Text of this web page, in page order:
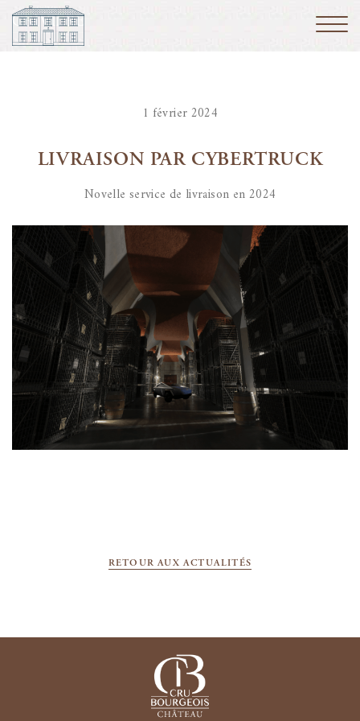
1 février 2024
LIVRAISON PAR CYBERTRUCK
Novelle service de livraison en 2024
RETOUR AUX ACTUALITÉS